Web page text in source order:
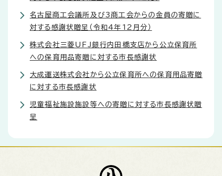
名古屋商工会議所及び3商工会からの金員の寄贈に
対する感謝状贈呈（令和4年12月分）
株式会社三菱UFJ銀行内田橋支店から公立保育所
への保育用品寄贈に対する市長感謝状
大成運送株式会社から公立保育所への保育用品寄贈
に対する市長感謝状
児童福祉施設施設等への寄贈に対する市長感謝状贈
呈